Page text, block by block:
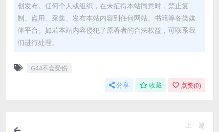
创发布。任何个人或组织，在未征得本站同意时，禁止复
制、盗用、采集、发布本站内容到任何网站、书籍等各类媒
体平台。如若本站内容侵犯了原著者的合法权益，可联系我
们进行处理。
G44不会受伤
分享 收藏 点赞(0)
上一篇